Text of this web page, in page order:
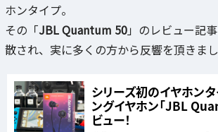
ホンタイプ。
その「JBL Quantum 50」のレビュー記
散され、実に多くの方から反響を頂きまし